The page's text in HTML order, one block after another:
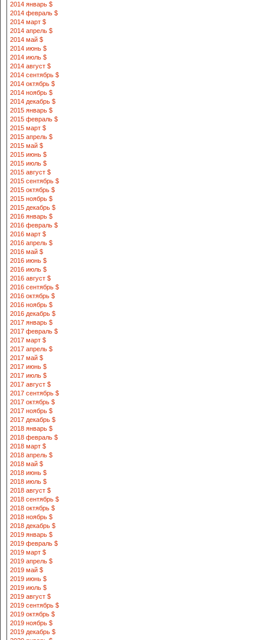
2014 январь $
2014 февраль $
2014 март $
2014 апрель $
2014 май $
2014 июнь $
2014 июль $
2014 август $
2014 сентябрь $
2014 октябрь $
2014 ноябрь $
2014 декабрь $
2015 январь $
2015 февраль $
2015 март $
2015 апрель $
2015 май $
2015 июнь $
2015 июль $
2015 август $
2015 сентябрь $
2015 октябрь $
2015 ноябрь $
2015 декабрь $
2016 январь $
2016 февраль $
2016 март $
2016 апрель $
2016 май $
2016 июнь $
2016 июль $
2016 август $
2016 сентябрь $
2016 октябрь $
2016 ноябрь $
2016 декабрь $
2017 январь $
2017 февраль $
2017 март $
2017 апрель $
2017 май $
2017 июнь $
2017 июль $
2017 август $
2017 сентябрь $
2017 октябрь $
2017 ноябрь $
2017 декабрь $
2018 январь $
2018 февраль $
2018 март $
2018 апрель $
2018 май $
2018 июнь $
2018 июль $
2018 август $
2018 сентябрь $
2018 октябрь $
2018 ноябрь $
2018 декабрь $
2019 январь $
2019 февраль $
2019 март $
2019 апрель $
2019 май $
2019 июнь $
2019 июль $
2019 август $
2019 сентябрь $
2019 октябрь $
2019 ноябрь $
2019 декабрь $